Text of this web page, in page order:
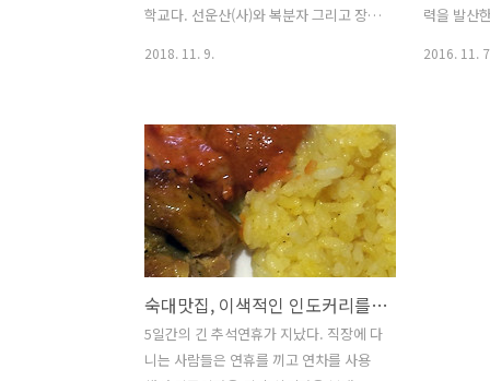
학교다. 선운산(사)와 복분자 그리고 장어
에 너무 좋은 날씨였는데, 스케줄이 맞아
서 고창을 찾았다. 고창의 선운사에서 보
는 단풍은 경관이 화려하다. 특히 선운천
주위로 나무들이 저마다 다른 색깔을 내
는 모습에 쉴새없이 휴대폰과 들고있던
DSRL 카메라의 셔터를 눌러대기도 했다.
하지만 언제나 느끼는 것이지만 직접 눈
으로 보는 것과 카메라의 앵글속에 잡힌
자연의 색감은 너무도 차이가 많아 아쉬
움이 들기도 하다. 자연의 변화에 인간의
2018. 11. 9.
력을 발산
2016. 11.
숙대맛집, 이색적인 인도커리를 원해? '베나레스 숙대점'
5일간의 긴 추석연휴가 지났다. 직장에 다
니는 사람들은 연휴를 끼고 연차를 사용